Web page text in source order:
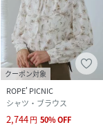
)
クーポン対象
ROPE' PICNIC
シャツ・ブラウス
2,744円 50%OFF